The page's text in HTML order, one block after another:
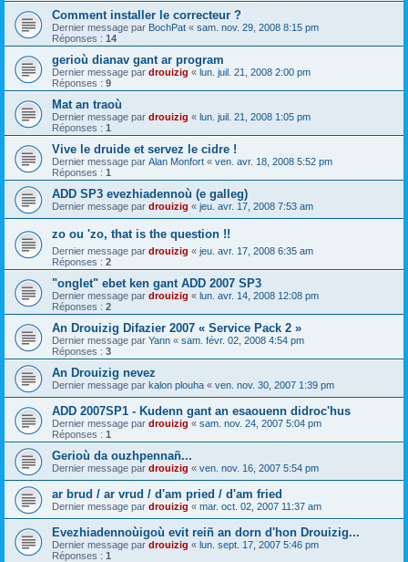
Comment installer le correcteur ?
Dernier message par BochPat « sam. nov. 29, 2008 8:15 pm
Réponses : 14
gerioù dianav gant ar program
Dernier message par drouizig « lun. juil. 21, 2008 2:00 pm
Réponses : 9
Mat an traoù
Dernier message par drouizig « lun. juil. 21, 2008 1:05 pm
Réponses : 1
Vive le druide et servez le cidre !
Dernier message par Alan Monfort « ven. avr. 18, 2008 5:52 pm
Réponses : 1
ADD SP3 evezhiadennoù (e galleg)
Dernier message par drouizig « jeu. avr. 17, 2008 7:53 am
zo ou 'zo, that is the question !!
Dernier message par drouizig « jeu. avr. 17, 2008 6:35 am
Réponses : 2
"onglet" ebet ken gant ADD 2007 SP3
Dernier message par drouizig « lun. avr. 14, 2008 12:08 pm
Réponses : 2
An Drouizig Difazier 2007 « Service Pack 2 »
Dernier message par Yann « sam. févr. 02, 2008 4:54 pm
Réponses : 3
An Drouizig nevez
Dernier message par kalon plouha « ven. nov. 30, 2007 1:39 pm
ADD 2007SP1 - Kudenn gant an esaouenn didroc'hus
Dernier message par drouizig « sam. nov. 24, 2007 5:04 pm
Réponses : 1
Gerioù da ouzhpennañ...
Dernier message par drouizig « ven. nov. 16, 2007 5:54 pm
ar brud / ar vrud / d'am pried / d'am fried
Dernier message par drouizig « mar. oct. 02, 2007 11:37 am
Evezhiadennoùigoù evit reiñ an dorn d'hon Drouizig...
Dernier message par drouizig « lun. sept. 17, 2007 5:46 pm
Réponses : 1